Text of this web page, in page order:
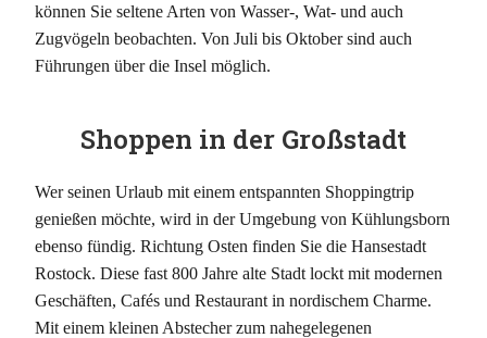
können Sie seltene Arten von Wasser-, Wat- und auch
Zugvögeln beobachten. Von Juli bis Oktober sind auch
Führungen über die Insel möglich.
Shoppen in der Großstadt
Wer seinen Urlaub mit einem entspannten Shoppingtrip
genießen möchte, wird in der Umgebung von Kühlungsborn
ebenso fündig. Richtung Osten finden Sie die Hansestadt
Rostock. Diese fast 800 Jahre alte Stadt lockt mit modernen
Geschäften, Cafés und Restaurant in nordischem Charme.
Mit einem kleinen Abstecher zum nahegelegenen